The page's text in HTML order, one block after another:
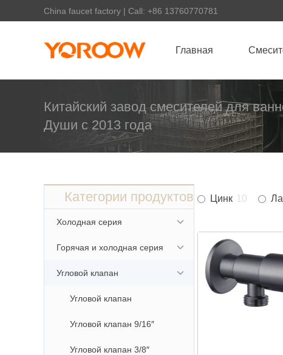
China faucet factory | Call: +86 13760770781
Главная
Китайский завод смесителей для
Души с 2013 года
Категории продуктов
Холодная серия
Горячая и холодная серия
Угловой клапан
Угловой клапан
Угловой клапан 9/16″
Угловой клапан 3/8″
Цинк 10